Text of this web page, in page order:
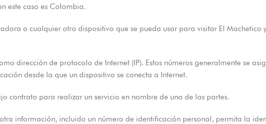
este caso es Colombia.
o cualquier otro dispositivo que se pueda usar para visitar El Machetico
dirección de protocolo de Internet (IP). Estos números generalmente se
desde la que un dispositivo se conecta a Internet.
contrato para realizar un servicio en nombre de una de las partes.
información, incluido un número de identificación personal, permita la